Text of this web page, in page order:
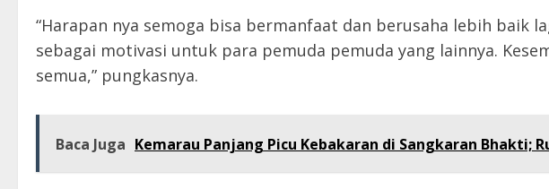
“Harapan nya semoga bisa bermanfaat dan berusaha lebih baik
sebagai motivasi untuk para pemuda pemuda yang lainnya.
semua,” pungkasnya.
Baca Juga Kemarau Panjang Picu Kebakaran di Sangkaran Bhakti;